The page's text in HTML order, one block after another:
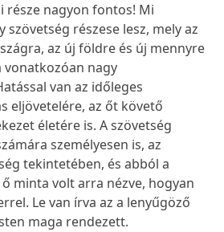
része nagyon fontos! Mi
részese lesz, mely az
az új földre és új mennyre
nagy
van az időleges
eljövetelére, az őt követő
életére is. A szövetség
személyesen is, az
tekintetében, és abból a
minta volt arra nézve, hogyan
Le van írva az a lenyűgöző
maga rendezett.